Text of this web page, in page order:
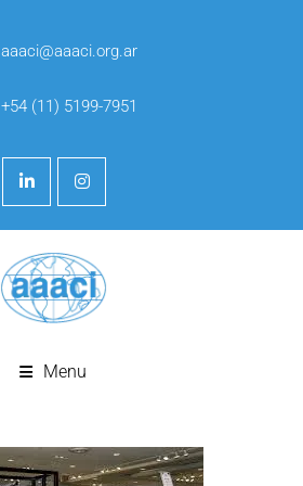
aaaci@aaaci.org.ar
+54 (11) 5199-7951
Menu